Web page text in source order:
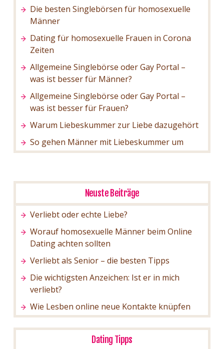
Die besten Singlebörsen für homosexuelle
Männer
Dating für homosexuelle Frauen in Corona
Zeiten
Allgemeine Singlebörse oder Gay Portal –
was ist besser für Männer?
Allgemeine Singlebörse oder Gay Portal –
was ist besser für Frauen?
Warum Liebeskummer zur Liebe dazugehört
So gehen Männer mit Liebeskummer um
Neuste Beiträge
Verliebt oder echte Liebe?
Worauf homosexuelle Männer beim Online
Dating achten sollten
Verliebt als Senior – die besten Tipps
Die wichtigsten Anzeichen: Ist er in mich
verliebt?
Wie Lesben online neue Kontakte knüpfen
Dating Tipps